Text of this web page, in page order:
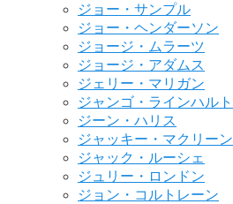
ジョー・サンプル
ジョー・ヘンダーソン
ジョージ・ムラーツ
ジョージ・アダムス
ジェリー・マリガン
ジャンゴ・ラインハルト
ジーン・ハリス
ジャッキー・マクリーン
ジャック・ルーシェ
ジュリー・ロンドン
ジョン・コルトレーン